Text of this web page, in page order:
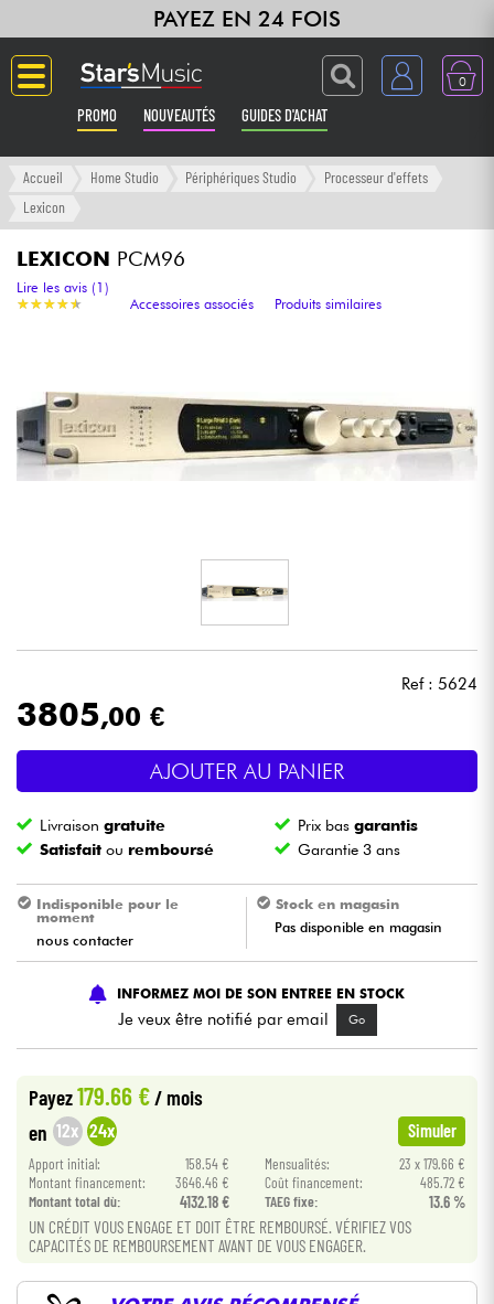
PAYEZ EN 24 FOIS
0
PROMO NOUVEAUTÉS GUIDES D'ACHAT
Langue
Amplis & Effets
Synthés & Sampleurs
Home Studio
Eclairage
Violons & Quatuor
Eveil Musical
HiFi
Packs
Voir nos marques
Accueil Home Studio Périphériques Studio
Processeur d'effets
Lexicon
LEXICON PCM96
★★★★★
★★★★★
Lire les avis (1)
Accessoires associés
Produits similaires
Ref : 5624
3805,00 €
AJOUTER AU PANIER
Livraisongratuite Prix basgarantis
Satisfait ou remboursé Garantie 3 ans
Indisponible pour le
moment
nous contacter
Stock en magasin
Pas disponible en magasin
INFORMEZ MOI DE SON ENTREE EN STOCK
Je veux être notifié par email Go
Payez179.66 €/ mois
en 12x 24x Simuler
Apport initial: 158.54 € Mensualités:
23 x 179.66 €
Montant financement:
3646.46 € Coût financement:
485.72 €
Montant total dù:
4132.18 € TAEG fixe: 13.6 %
UN CRÉDIT VOUS ENGAGE ET DOIT ÊTRE REMBOURSÉ. VÉRIFIEZ VOS
CAPACITÉS DE REMBOURSEMENT AVANT DE VOUS ENGAGER.